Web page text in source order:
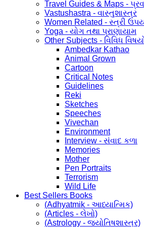
Travel Guides & Maps -
Vastushastra - વાસ્તુશાસ્ત્ર
Women Related - સ્ત્રી
Yoga - યોગ તથા પ્રાણાયામ
Other Subjects - વિવિધ
Ambedkar Kathao
Animal Grown
Cartoon
Critical Notes
Guidelines
Reki
Sketches
Speeches
Vivechan
Environment
Interview - સંવાદ કળા
Memories
Mother
Pen Portraits
Terrorism
Wild Life
Best Sellers Books
(Adhyatmik - આધ્યાત્મિક)
(Articles - લેખો)
(Astrology - જ્યોતિષશાસ્ત્ર)